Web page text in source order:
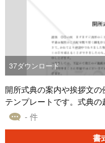
37ダウンロード
開所式典の案内や挨拶文
テンプレートです。式典
し、参加者への感謝と式
を祝い、取引先や関係者
- 件
書